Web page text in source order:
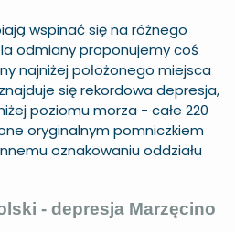
wspinać się na różnego
odmiany proponujemy coś
najniżej położonego miejsca
się rekordowa depresja,
poziomu morza - całe 220
oryginalnym pomniczkiem
oznakowaniu oddziału
- depresja Marzęcino